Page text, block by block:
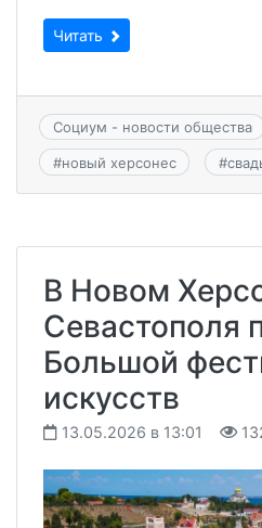
Читать
Социум - новости общества
#новый херсонес #
В Новом
Севастополя
Большой
искусств
13.05.2026 в 13:01